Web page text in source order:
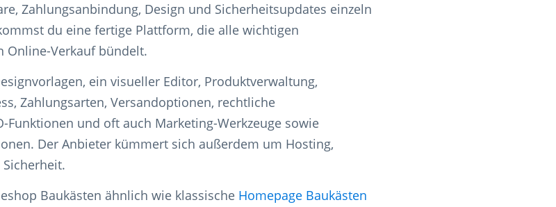
Zahlungsanbindung, Design und Sicherheitsupdates einzeln
du eine fertige Plattform, die alle wichtigen
Online-Verkauf bündelt.
ein visueller Editor, Produktverwaltung,
Zahlungsarten, Versandoptionen, rechtliche
Funktionen und oft auch Marketing-Werkzeuge sowie
Der Anbieter kümmert sich außerdem um Hosting,
Baukästen ähnlich wie klassische Homepage Baukästen